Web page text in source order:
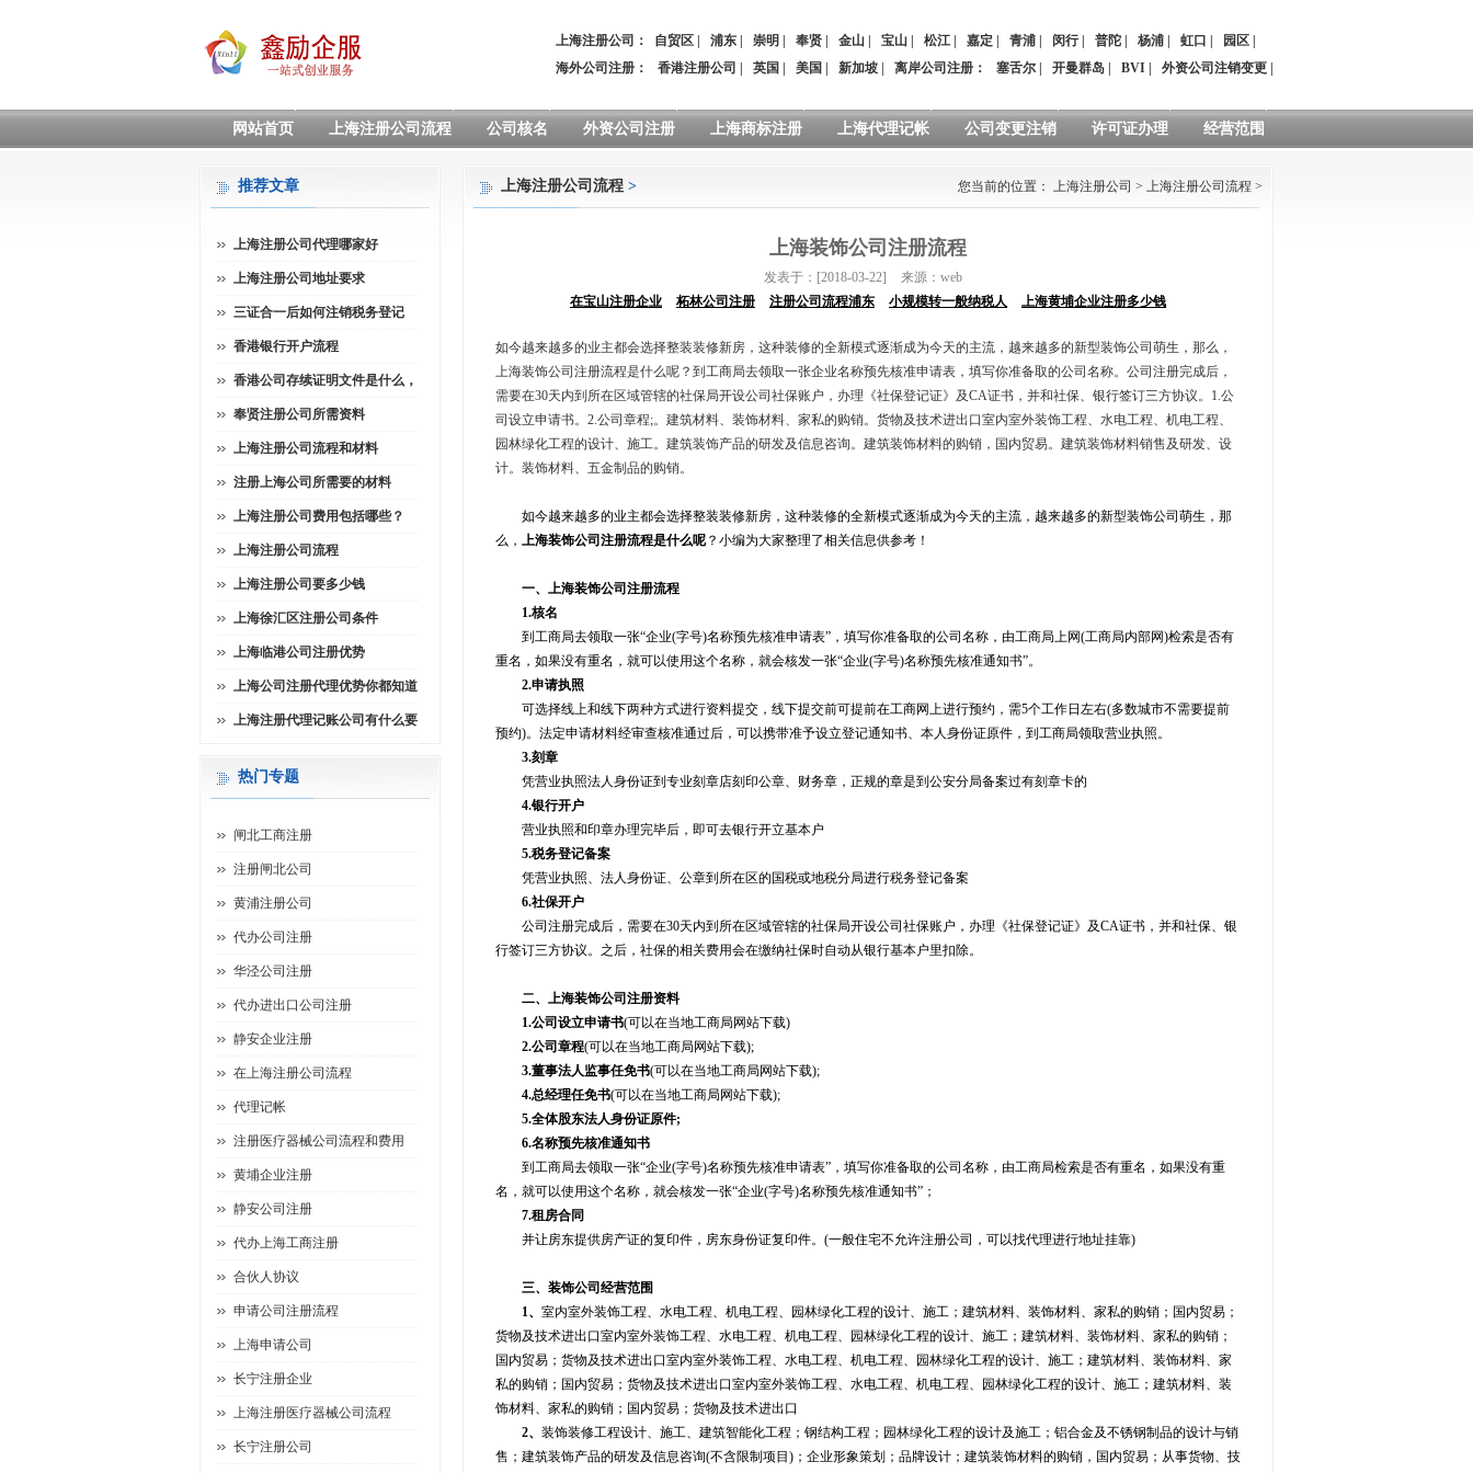
上海注册公司： 自贸区 浦东 崇明 奉贤 金山 宝山 松江 嘉定 青浦 闵行| 普陀 杨浦 虹口 园区
海外公司注册：
香港注册公司 英国 美国 新加坡 离岸公司注册 ： 塞舌尔 开曼群岛 BVI 外资公司注销变更
网站首页 上海注册公司流程 公司核名 外资公司注册 上海商标注册 上海代理记帐 公司变更注销 许可证办理 经营范围
上海注册公司流程 > 您当前的位置： 上海注册公司 > 上海注册公司流程 >
上海装饰公司注册流程
发表于：[2018-03-22]
来源：web
在宝山注册企业
柘林公司注册 注册公司流程浦东 小规模转一般纳税人 上海黄埔企业注册多少钱
如今越来越多的业主都会选择整装装修新房，这种装修的全新模式逐渐成为今天的主流，越来越多的新型装饰公司萌生，那么，
上海装饰公司注册流程是什么呢？到工商局去领取一张企业名称预先核准申请表，填写你准备取的公司名称。公司注册完成后，
需要在30天内到所在区域管辖的社保局开设公司社保账户，办理《社保登记证》及CA证书，并和社保、银行签订三方协议。1.公
司设立申请书。2.公司章程;。建筑材料、装饰材料、家私的购销。货物及技术进出口室内室外装饰工程、水电工程、机电工程、
园林绿化工程的设计、施工。建筑装饰产品的研发及信息咨询。建筑装饰材料的购销，国内贸易。建筑装饰材料销售及研发、设
计。装饰材料、五金制品的购销。
如今越来越多的业主都会选择整装装修新房，这种装修的全新模式逐渐成为今天的主流，越来越多的新型装饰公司萌生，那
么， 上海装饰公司注册流程是什么呢？小编为大家整理了相关信息供参考！
一、上海装饰公司注册流程
1.核名
到工商局去领取一张“企业(字号)名称预先核准申请表”，填写你准备取的公司名称，由工商局上网(工商局内部网)检索是否有
重名，如果没有重名，就可以使用这个名称，就会核发一张“企业(字号)名称预先核准通知书”。
2.申请执照
可选择线上和线下两种方式进行资料提交，线下提交前可提前在工商网上进行预约，需5个工作日左右(多数城市不需要提前
预约)。法定申请材料经审查核准通过后，可以携带准予设立登记通知书、本人身份证原件，到工商局领取营业执照。
3.刻章
凭营业执照法人身份证到专业刻章店刻印公章、财务章，正规的章是到公安分局备案过有刻章卡的
4.银行开户
营业执照和印章办理完毕后，即可去银行开立基本户
5.税务登记备案
凭营业执照、法人身份证、公章到所在区的国税或地税分局进行税务登记备案
6.社保开户
公司注册完成后，需要在30天内到所在区域管辖的社保局开设公司社保账户，办理《社保登记证》及CA证书，并和社保、银
行签订三方协议。之后，社保的相关费用会在缴纳社保时自动从银行基本户里扣除。
二、上海装饰公司注册资料
1.公司设立申请书(可以在当地工商局网站下载)
2.公司章程(可以在当地工商局网站下载);
3.董事法人监事任免书(可以在当地工商局网站下载);
4.总经理任免书(可以在当地工商局网站下载);
5.全体股东法人身份证原件;
6.名称预先核准通知书
到工商局去领取一张“企业(字号)名称预先核准申请表”，填写你准备取的公司名称，由工商局检索是否有重名，如果没有重
名，就可以使用这个名称，就会核发一张“企业(字号)名称预先核准通知书”；
7.租房合同
并让房东提供房产证的复印件，房东身份证复印件。(一般住宅不允许注册公司，可以找代理进行地址挂靠)
三、装饰公司经营范围
1、 室内室外装饰工程、水电工程、机电工程、园林绿化工程的设计、施工；建筑材料、装饰材料、家私的购销；国内贸易；
货物及技术进出口室内室外装饰工程、水电工程、机电工程、园林绿化工程的设计、施工；建筑材料、装饰材料、家私的购销；
国内贸易；货物及技术进出口室内室外装饰工程、水电工程、机电工程、园林绿化工程的设计、施工；建筑材料、装饰材料、家
私的购销；国内贸易；货物及技术进出口室内室外装饰工程、水电工程、机电工程、园林绿化工程的设计、施工；建筑材料、装
饰材料、家私的购销；国内贸易；货物及技术进出口
2、 装饰装修工程设计、施工、建筑智能化工程；钢结构工程；园林绿化工程的设计及施工；铝合金及不锈钢制品的设计与销
售；建筑装饰产品的研发及信息咨询(不含限制项目)；企业形象策划；品牌设计；建筑装饰材料的购销，国内贸易；从事货物、技
推荐文章
上海注册公司代理哪家好
上海注册公司地址要求
三证合一后如何注销税务登记
香港银行开户流程
香港公司存续证明文件是什么，
奉贤注册公司所需资料
上海注册公司流程和材料
注册上海公司所需要的材料
上海注册公司费用包括哪些？
上海注册公司流程
上海注册公司要多少钱
上海徐汇区注册公司条件
上海临港公司注册优势
上海公司注册代理优势你都知道
上海注册代理记账公司有什么要
热门专题
闸北工商注册
注册闸北公司
黄浦注册公司
代办公司注册
华泾公司注册
代办进出口公司注册
静安企业注册
在上海注册公司流程
代理记帐
注册医疗器械公司流程和费用
黄埔企业注册
静安公司注册
代办上海工商注册
合伙人协议
申请公司注册流程
上海申请公司
长宁注册企业
上海注册医疗器械公司流程
长宁注册公司